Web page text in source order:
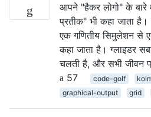
आपने "हैकर लोगो" के बारे
प्रतीक" भी कहा जाता
एक गणितीय सिमुलेशन से
कहा जाता है। ग्लाइडर
चलती है, और सभी जीवन
57
code-golf
graphical-output
grid